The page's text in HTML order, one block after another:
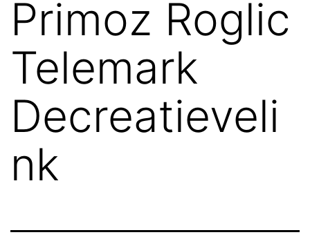
Primoz Roglic
Telemark
Decreatieveli
nk